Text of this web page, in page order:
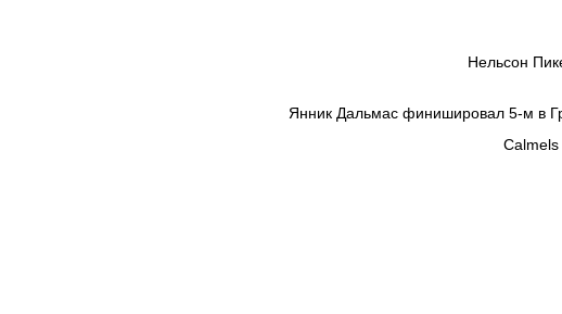
Нельсон
Янник Дальмас финишировал 5-м в
Calmels